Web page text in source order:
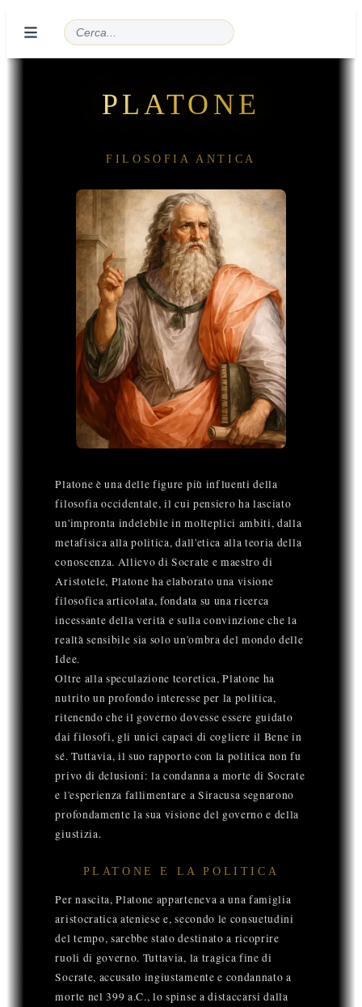
PLATONE
FILOSOFIA ANTICA
Platone è una delle figure più influenti della
filosofia occidentale, il cui pensiero ha lasciato
un'impronta indelebile in molteplici ambiti, dalla
metafisica alla politica, dall'etica alla teoria della
conoscenza. Allievo di Socrate e maestro di
Aristotele, Platone ha elaborato una visione
filosofica articolata, fondata su una ricerca
incessante della verità e sulla convinzione che la
realtà sensibile sia solo un'ombra del mondo delle
Idee.
Oltre alla speculazione teoretica, Platone ha
nutrito un profondo interesse per la politica,
ritenendo che il governo dovesse essere guidato
dai filosofi, gli unici capaci di cogliere il Bene in
sé. Tuttavia, il suo rapporto con la politica non fu
privo di delusioni: la condanna a morte di Socrate
e l'esperienza fallimentare a Siracusa segnarono
profondamente la sua visione del governo e della
giustizia.
PLATONE E LA POLITICA
Per nascita, Platone apparteneva a una famiglia
aristocratica ateniese e, secondo le consuetudini
del tempo, sarebbe stato destinato a ricoprire
ruoli di governo. Tuttavia, la tragica fine di
Socrate, accusato ingiustamente e condannato a
morte nel 399 a.C., lo spinse a distaccarsi dalla